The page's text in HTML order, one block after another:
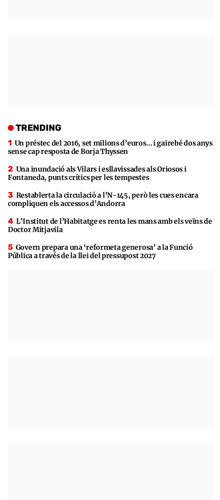
TRENDING
Un préstec del 2016, set milions d’euros… i gairebé dos anys
sense cap resposta de Borja Thyssen
Una inundació als Vilars i esllavissades als Oriosos i
Fontaneda, punts crítics per les tempestes
Restablerta la circulació a l’N-145, però les cues encara
compliquen els accessos d’Andorra
L’Institut de l’Habitatge es renta les mans amb els veïns de
Doctor Mitjavila
Govern prepara una ‘reformeta generosa’ a la Funció
Pública a través de la llei del pressupost 2027